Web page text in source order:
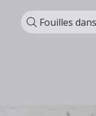
Fouilles